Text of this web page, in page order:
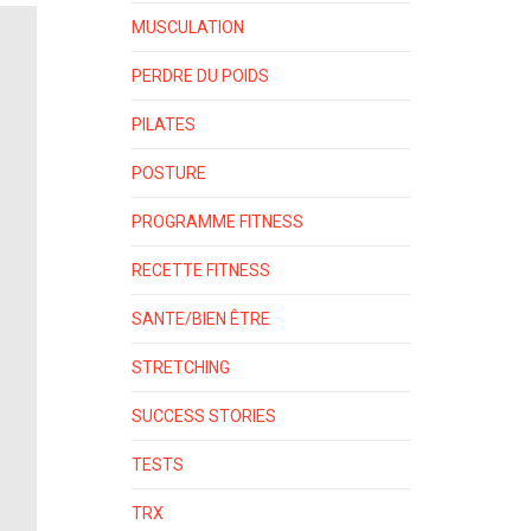
MUSCULATION
PERDRE DU POIDS
PILATES
POSTURE
PROGRAMME FITNESS
RECETTE FITNESS
SANTE/BIEN ÊTRE
STRETCHING
SUCCESS STORIES
TESTS
TRX